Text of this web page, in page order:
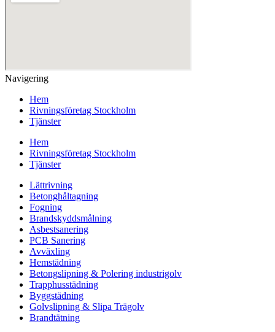
Navigering
Hem
Rivningsföretag Stockholm
Tjänster
Hem
Rivningsföretag Stockholm
Tjänster
Lättrivning
Betonghåltagning
Fogning
Brandskyddsmålning
Asbestsanering
PCB Sanering
Avväxling
Hemstädning
Betongslipning & Polering industrigolv
Trapphusstädning
Byggstädning
Golvslipning & Slipa Trägolv
Brandtätning